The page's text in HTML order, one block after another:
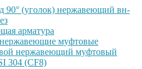
90° (уголок) нержавеющий вн-
арматура
муфтовые
нержавеющий муфтовый
304 (CF8)